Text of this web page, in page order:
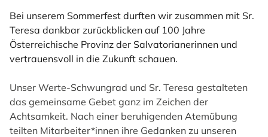
Bei unserem Sommerfest durften wir zusammen mit Sr.
Teresa dankbar zurückblicken auf 100 Jahre
Österreichische Provinz der Salvatorianerinnen und
vertrauensvoll in die Zukunft schauen.
Unser Werte-Schwungrad und Sr. Teresa gestalteten
das gemeinsame Gebet ganz im Zeichen der
Achtsamkeit. Nach einer beruhigenden Atemübung
teilten Mitarbeiter*innen ihre Gedanken zu unseren